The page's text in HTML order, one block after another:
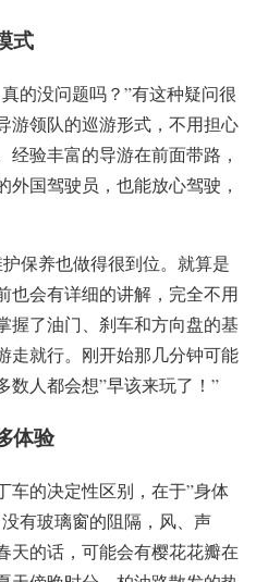
式
的没问题吗？”有这种疑问很
游领队的巡游形式，不用担心
验丰富的导游在前面带路，
国驾驶员，也能放心驾驶，
保养也做得很到位。就算是
也会有详细的讲解，完全不用
握了油门、刹车和方向盘的基
走就行。刚开始那几分钟可能
数人都会想”早该来玩了！”
体验
车的决定性区别，在于”身体
有玻璃窗的阻隔，风、声
天的话，可能会有樱花花瓣在